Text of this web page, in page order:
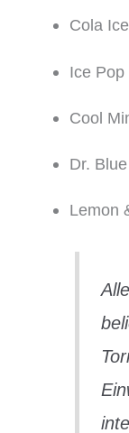
Cola Ice
Ice Pop
Cool
Dr. Blue
Lemon